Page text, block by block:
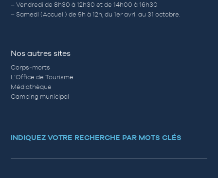
– Vendredi de 8h30 à 12h30 et de 14h00 à 16h30
– Samedi (Accueil) de 9h à 12h, du 1er avril au 31 octobre.
Nos autres sites
Corps-morts
L’Office de Tourisme
Médiathèque
Camping municipal
INDIQUEZ VOTRE RECHERCHE PAR MOTS CLÉS